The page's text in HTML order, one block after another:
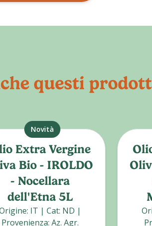
questi
Extra Vergine
Bio - IROLDO
- Nocellara
dell'Etna 5L
: IT | Cat: ND |
Provenienza: Az. Agr.
Novità